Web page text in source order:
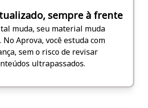
sempre à frente
muda, seu material muda
No Aprova, você estuda com
sem o risco de revisar
ultrapassados.